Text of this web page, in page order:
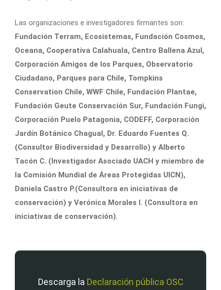
Las organizaciones e investigadores firmantes son:
Fundación Terram, Ecosistemas, Fundación Cosmos,
Oceana, Cooperativa Calahuala, Centro Ballena Azul,
Corporación Amigos de los Parques, Observatorio
Ciudadano, Parques para Chile, Tompkins
Conservation Chile, WWF Chile, Fundación Plantae,
Fundación Geute Conservación Sur, Fundación Fungi,
Corporación Puelo Patagonia, CODEFF, Corporación
Jardín Botánico Chagual, Dr. Eduardo Fuentes Q.
(Consultor Biodiversidad y Desarrollo) y Alberto
Tacón C. (Investigador Asociado UACH y miembro de
la Comisión Mundial de Áreas Protegidas UICN),
Daniela Castro P.(Consultora en iniciativas de
conservación) y Verónica Morales I. (Consultora en
iniciativas de conservación).
Descarga la Declaración pública OSC